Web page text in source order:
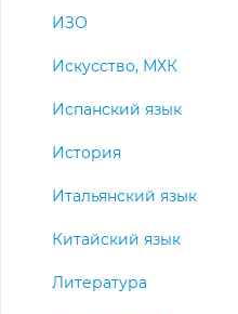
ИЗО
Искусство, МХК
Испанский язык
История
Итальянский язык
Китайский язык
Литература